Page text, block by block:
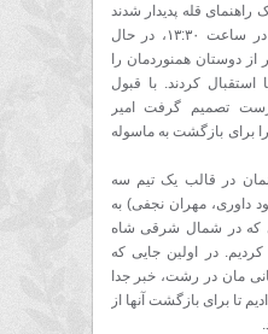
قله پدیدار شدند
و ما پس از صعود به قله در ساعت ۱۳:۳۰، در حال
دوستان همنوردمان را
استقبال کردند. با قبول
تصمیم گرفت امیر
برای بازگشت به ماسوله
در قالب یک تیم سه
داوری، مهران نجفی) به
که در شمال شرقی شاه
کردیم. در اولین جایی که
مان در رشت، خبر جدا
تا برای بازگشت آنها از